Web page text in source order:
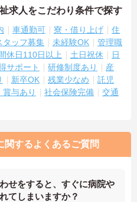
求人をこだわり条件で探す
車通勤可 寮・借り上げ
住
タッフ募集 未経験OK
管理職
休日110日以上 土日祝休
日
サポート 研修制度あり
産
新卒OK 残業少なめ
託児
賞与あり 社会保険完備
交通
関するよくあるご質問
せをすると、すぐに病院や
てしまいますか？